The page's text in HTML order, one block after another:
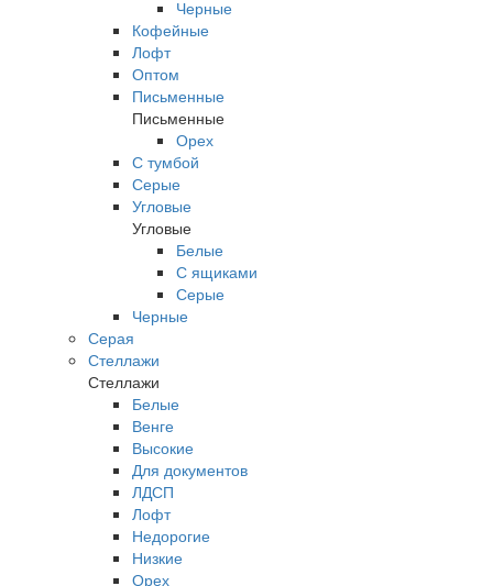
Черные
Кофейные
Лофт
Оптом
Письменные
Письменные
Орех
С тумбой
Серые
Угловые
Угловые
Белые
С ящиками
Серые
Черные
Серая
Стеллажи
Стеллажи
Белые
Венге
Высокие
Для документов
ЛДСП
Лофт
Недорогие
Низкие
Орех